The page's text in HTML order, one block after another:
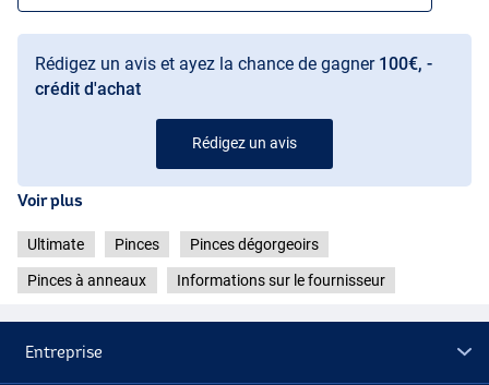
Rédigez un avis et ayez la chance de gagner 100€, -
crédit d'achat
Rédigez un avis
Voir plus
Ultimate Pinces Pinces dégorgeoirs
Pinces à anneaux Informations sur le fournisseur
Entreprise